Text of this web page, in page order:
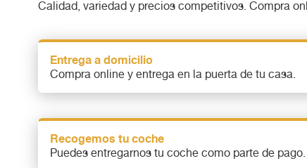
Calidad, variedad y precios competitivos. Compra
Entrega a domicilio
Compra online y entrega en la puerta de tu casa.
Recogemos tu coche
Puedes entregarnos tu coche como parte de pago.